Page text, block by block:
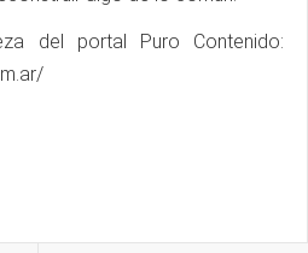
del portal Puro Contenido: